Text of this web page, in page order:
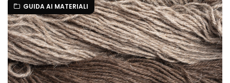
GUIDA AI MATERIALI